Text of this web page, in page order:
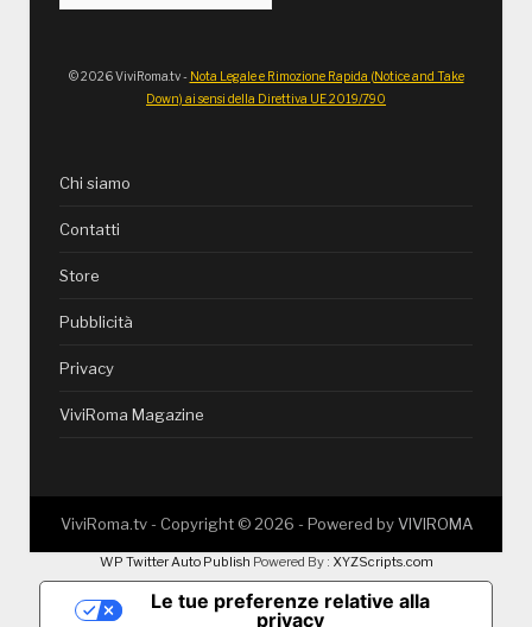
© 2026 ViviRoma.tv - Nota Legale e Rimozione Rapida (Notice and Take
Down) ai sensi della Direttiva UE 2019/790
Chi siamo
Contatti
Store
Pubblicità
Privacy
ViviRoma Magazine
ViviRoma.tv - Copyright © 2026 - Powered byVIVIROMA
WP Twitter Auto Publish Powered By : XYZScripts.com
Le tue preferenze relative alla
privacy